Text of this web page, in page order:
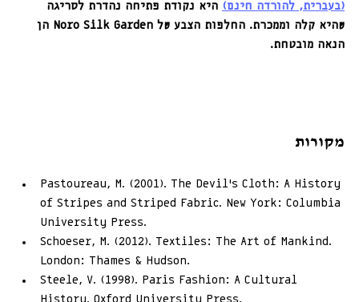
(בעברית, להורדה חינם) היא נקודת פתיחה נהדרת לסריגה
שהיא קלה וממכרת. החלפות הצבע של Noro Silk Garden הן
הנאה מובטחת.
מקורות
Pastoureau, M. (2001). The Devil’s Cloth: A History
of Stripes and Striped Fabric. New York: Columbia
University Press.
Schoeser, M. (2012). Textiles: The Art of Mankind.
London: Thames & Hudson.
Steele, V. (1998). Paris Fashion: A Cultural
History. Oxford University Press.